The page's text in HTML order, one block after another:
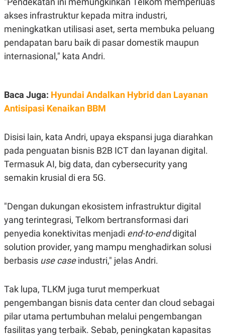
S
A
T
D
A
T
A
E
S
A
T
U
S
JARINGAN
O
A
N
A
A
D
E
M
R
S
R
E
E
A
S
E
A
N
G
G
I
E
R
akses infrastruktur kepada mitra industri,
meningkatkan utilisasi aset, serta membuka peluang
pendapatan baru baik di pasar domestik maupun
internasional," kata Andri.
Baca Juga: Hyundai Andalkan Hybrid dan Layanan
Antisipasi Kenaikan BBM
Disisi lain, kata Andri, upaya ekspansi juga diarahkan
pada penguatan bisnis B2B ICT dan layanan digital.
Termasuk AI, big data, dan cybersecurity yang
semakin krusial di era 5G.
"Dengan dukungan ekosistem infrastruktur digital
yang terintegrasi, Telkom bertransformasi dari
penyedia konektivitas menjadi end-to-enddigital
solution provider, yang mampu menghadirkan solusi
berbasis use caseindustri," jelas Andri.
Tak lupa, TLKM juga turut memperkuat
pengembangan bisnis data center dan cloud sebagai
pilar utama pertumbuhan melalui pengembangan
fasilitas yang terbaik. Sebab, peningkatan kapasitas